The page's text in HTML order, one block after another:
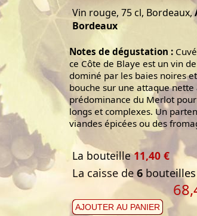
Vin rouge, 75 cl, Bordeaux,
Bordeaux
Notes de dégustation :
ce Côte de Blaye est un vin
dominé par les baies noires
bouche sur une attaque
prédominance du Merlot
longs et complexes. Un
viandes épicées ou des
La bouteille11,40 €
La caisse de 6
AJOUTER AU PANIER